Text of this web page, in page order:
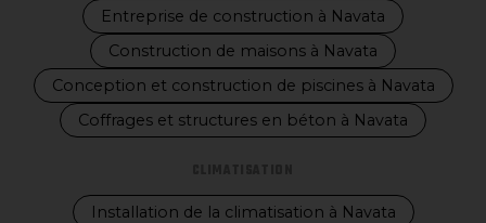
Entreprise de construction à Navata
Construction de maisons à Navata
Conception et construction de piscines à Navata
Coffrages et structures en béton à Navata
Installation de la climatisation à Navata